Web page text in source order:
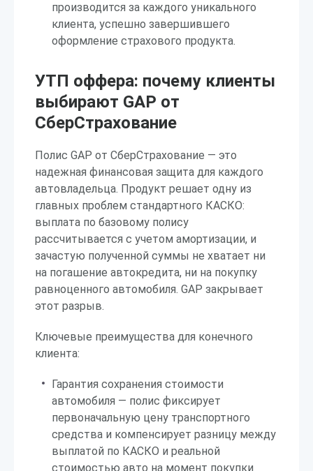
производится за каждого уникального
клиента, успешно завершившего
оформление страхового продукта.
УТП оффера: почему клиенты
выбирают GAP от
СберСтрахование
Полис GAP от СберСтрахование — это
надежная финансовая защита для каждого
автовладельца. Продукт решает одну из
главных проблем стандартного КАСКО:
выплата по базовому полису
рассчитывается с учетом амортизации, и
зачастую полученной суммы не хватает ни
на погашение автокредита, ни на покупку
равноценного автомобиля. GAP закрывает
этот разрыв.
Ключевые преимущества для конечного
клиента:
Гарантия сохранения стоимости
автомобиля — полис фиксирует
первоначальную цену транспортного
средства и компенсирует разницу между
выплатой по КАСКО и реальной
стоимостью авто на момент покупки